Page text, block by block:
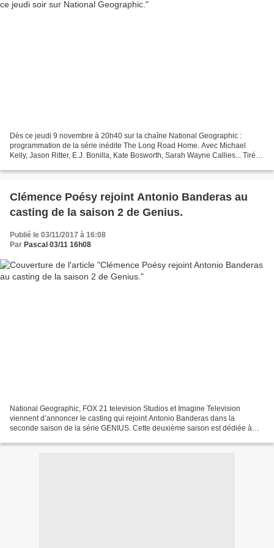
Dès ce jeudi 9 novembre à 20h40 sur la chaîne National Geographic :
programmation de la série inédite The Long Road Home. Avec Michael
Kelly, Jason Ritter, E.J. Bonilla, Kate Bosworth, Sarah Wayne Callies... Tiré
Clémence Poésy rejoint Antonio Banderas au
casting de la saison 2 de Genius.
Publié le 03/11/2017 à 16:08
Par Pascal 03/11 16h08
National Geographic, FOX 21 television Studios et Imagine Television
viennent d’annoncer le casting qui rejoint Antonio Banderas dans la
seconde saison de la série GENIUS. Cette deuxième saison est dédiée à